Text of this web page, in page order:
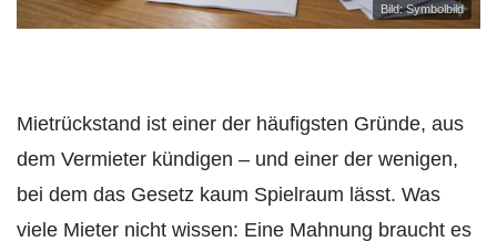
Bild: Symbolbild
Mietrückstand ist einer der häufigsten Gründe, aus
dem Vermieter kündigen – und einer der wenigen,
bei dem das Gesetz kaum Spielraum lässt. Was
viele Mieter nicht wissen: Eine Mahnung braucht es